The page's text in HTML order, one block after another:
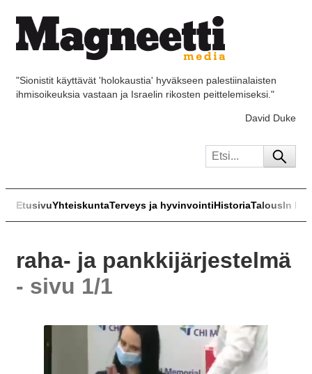
"Sionistit käyttävät 'holokaustia' hyväkseen palestiinalaisten
ihmisoikeuksia vastaan ja Israelin rikosten peittelemiseksi."
David Duke
EtusivuYhteiskuntaTerveys ja hyvinvointiHistoriaTalousIn
raha- ja pankkijärjestelmä
- sivu 1/1